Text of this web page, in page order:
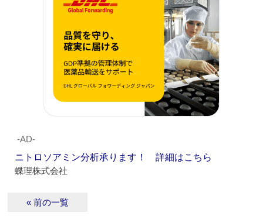
‐AD‐
ニトロソアミン分析承ります！ 詳細はこちら
蝶理株式会社
« 前の一覧